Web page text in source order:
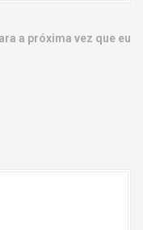
a próxima vez que eu